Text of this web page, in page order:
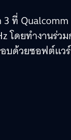
ที่ Qualcomm
โดยทำงานร่ว
อบด้วยซอฟต์แวร์